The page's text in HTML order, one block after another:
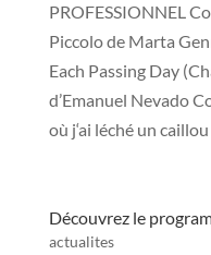
PROFESSIONNEL
Piccolo de Marta
Each Passing Day
d’Emanuel Nevado
où j‘ai léché un
Découvrez le
actualites